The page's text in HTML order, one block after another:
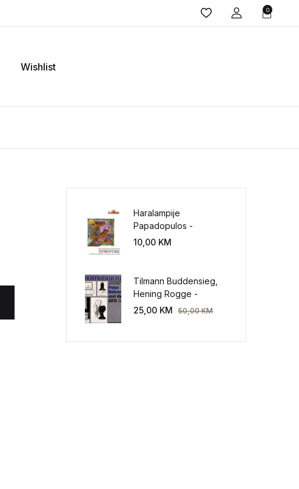
0
Wishlist
Haralampije
Papadopulos -
Poverenje: sloboda od
10,00 KM
Tilmann Buddensieg,
Hening Rogge -
Industriekultur: Peter
25,00 KM 50,00KM